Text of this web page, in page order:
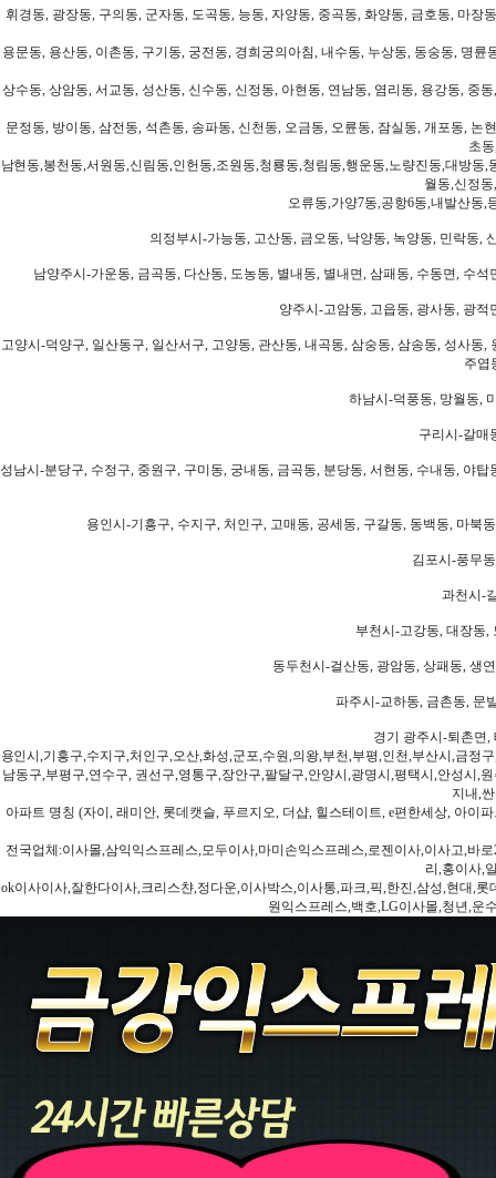
휘경동, 광장동, 구의동, 군자동, 도곡동, 능동, 자양동, 중곡동, 화양동, 금호동, 마
용문동, 용산동, 이촌동, 구기동, 궁전동, 경희궁의아침, 내수동, 누상동, 동숭동, 명
상수동, 상암동, 서교동, 성산동, 신수동, 신정동, 아현동, 연남동, 염리동, 용강동, 중
문정동, 방이동, 삼전동, 석촌동, 송파동, 신천동, 오금동, 오륜동, 잠실동, 개포동,
초
남현동,봉천동,서원동,신림동,인헌동,조원동,청룡동,청림동,행운동,노량진동,대방
월동,신정
오류동,가양7동,공항6동,내발산동,
의정부시-가능동, 고산동, 금오동, 낙양동, 녹양동, 민락동,
남양주시-가운동, 금곡동, 다산동, 도농동, 별내동, 별내면, 삼패동, 수동면, 수
양주시-고암동, 고읍동, 광사동, 광
고양시-덕양구, 일산동구, 일산서구, 고양동, 관산동, 내곡동, 삼숭동, 삼송동, 성사
주엽
하남시-덕풍동, 망월동,
구리시-갈매
성남시-분당구, 수정구, 중원구, 구미동, 궁내동, 금곡동, 분당동, 서현동, 수내동, 야
용인시-기흥구, 수지구, 처인구, 고매동, 공세동, 구갈동, 동백동, 마북
김포시-풍무
과천시-
부천시-고강동, 대장동,
동두천시-걸산동, 광암동, 상패동, 생
파주시-교하동, 금촌동, 문
경기 광주시-퇴촌면,
용인시,기흥구,수지구,처인구,오산,화성,군포,수원,의왕,부천,부평,인천,부산시,금
남동구,부평구,연수구, 권선구,영통구,장안구,팔달구,안양시,광명시,평택시,안성시,
지내,
아파트 명칭 (자이, 래미안, 롯데캣슬, 푸르지오, 더샵, 힐스테이트, e편한세상, 아이
전국업체:이사몰,삼익익스프레스,모두이사,마미손익스프레스,로젠이사,이사고,바
리,홍이사,
ok이사이사,잘한다이사,크리스챤,정다운,이사박스,이사통,파크,픽,한진,삼성,현대,
원익스프레스,백호,LG이사몰,청년,운